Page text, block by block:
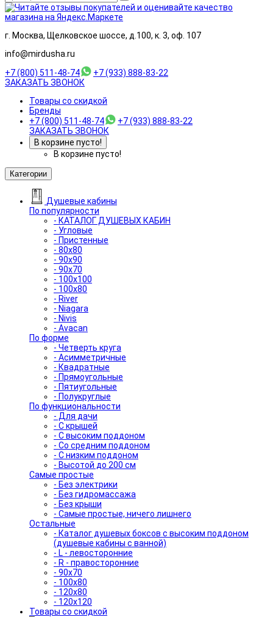
г. Москва, Щелковское шоссе, д.100, к. 3, оф. 107
info@mirdusha.ru
+7 (800) 511-48-74
+7 (933) 888-83-22
ЗАКАЗАТЬ ЗВОНОК
Товары со скидкой
Бренды
+7 (800) 511-48-74
+7 (933) 888-83-22
ЗАКАЗАТЬ ЗВОНОК
В корзине пусто!
В корзине пусто!
Категории
Душевые кабины
По популярности
- КАТАЛОГ ДУШЕВЫХ КАБИН
- Угловые
- Пристенные
- 80x80
- 90x90
- 90x70
- 100x100
- 100x80
- River
- Niagara
- Nivis
- Avacan
По форме
- Четверть круга
- Асимметричные
- Квадратные
- Прямоугольные
- Пятиугольные
- Полукруглые
По функциональности
- Для дачи
- С крышей
- С высоким поддоном
- Со средним поддоном
- С низким поддоном
- Высотой до 200 см
Самые простые
- Без электрики
- Без гидромассажа
- Без крыши
- Самые простые, ничего лишнего
Остальные
- Каталог душевых боксов с высоким поддоном
(душевые кабины с ванной)
- L - левосторонние
- R - правосторонние
- 90x70
- 100x80
- 120x80
- 120x120
Товары со скидкой